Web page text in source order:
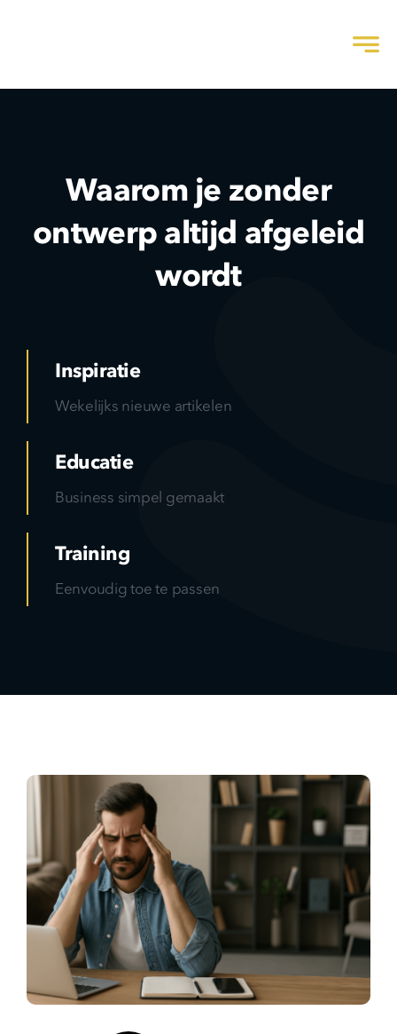
Waarom je zonder
ontwerp altijd afgeleid
wordt
Inspiratie
Wekelijks nieuwe artikelen
Educatie
Business simpel gemaakt
Training
Eenvoudig toe te passen